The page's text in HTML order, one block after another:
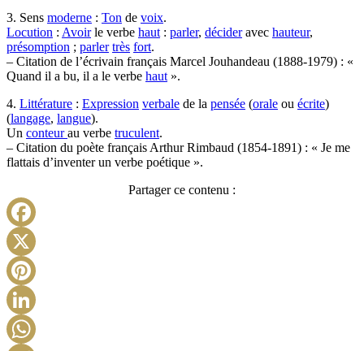
3. Sens moderne : Ton de voix.
Locution : Avoirle verbe haut : parler, décideravec hauteur,
présomption ; parler très fort.
– Citation de l’écrivain français Marcel Jouhandeau (1888-1979) : «
Quand il a bu, il a le verbe haut ».
4. Littérature : Expression verbale de la pensée (orale ou écrite)
(langage, langue).
Un conteurau verbe truculent.
– Citation du poète français Arthur Rimbaud (1854-1891) : « Je me
flattais d’inventer un verbe poétique ».
Partager ce contenu :